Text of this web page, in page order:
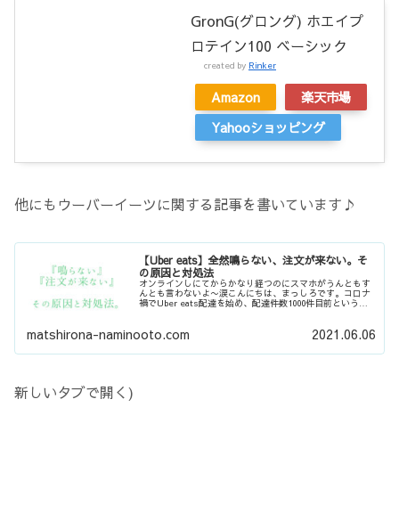
GronG(グロング) ホエイプ
ロテイン100 ベーシック
created by Rinker
Amazon
楽天市場
Yahooショッピング
他にもウーバーイーツに関する記事を書いています♪
【Uber eats】全然鳴らない、注文が来ない。そ
の原因と対処法
オンラインしにてからかなり経つのにスマホがうんともす
んとも言わないよ〜涙こんにちは、まっしろです。コロナ
禍でUber eats配達を始め、配達件数1000件目前というと
matshirona-naminooto.com 2021.06.06
新しいタブで開く)